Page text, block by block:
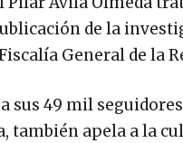
de la
General de la
sus 49 mil
también apela a la